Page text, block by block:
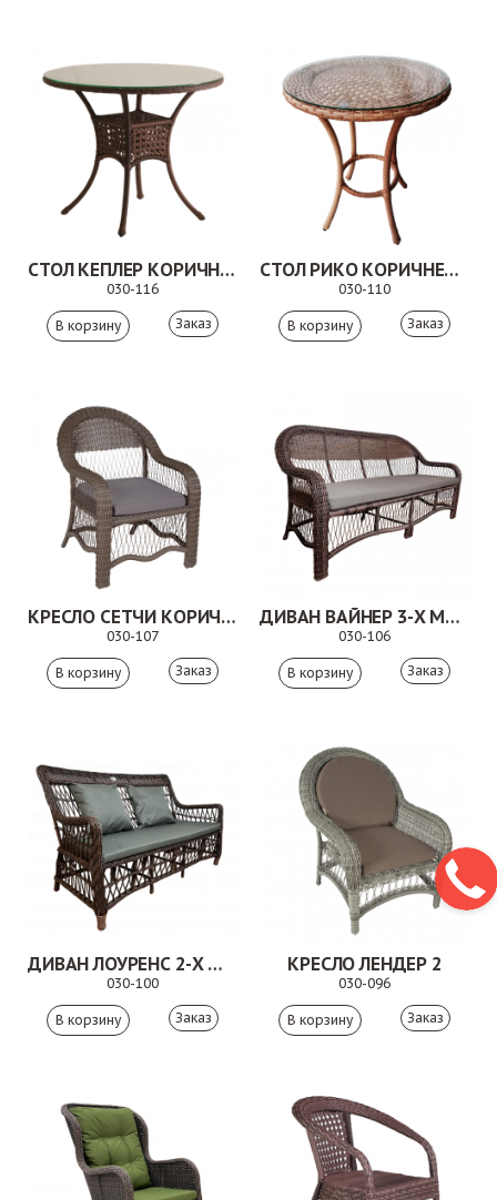
СТОЛ КЕПЛЕР КОРИЧНЕВЫЙ
030-116
Заказ
СТОЛ РИКО КОРИЧНЕВЫЙ
030-110
Заказ
КРЕСЛО СЕТЧИ КОРИЧНЕВОЕ
030-107
Заказ
ДИВАН ВАЙНЕР 3-Х МЕСТНЫЙ КОРИЧНЕВЫЙ
030-106
Заказ
ДИВАН ЛОУРЕНС 2-Х МЕСТНЫЙ КОРИЧНЕВЫЙ
030-100
Заказ
КРЕСЛО ЛЕНДЕР 2
030-096
Заказ